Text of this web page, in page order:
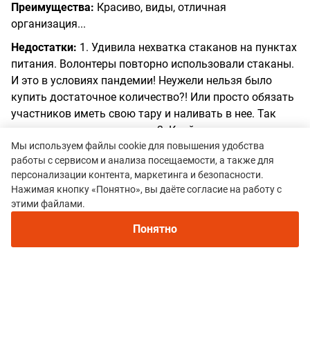
Преимущества: Красиво, виды, отличная
организация...
Недостатки: 1. Удивила нехватка стаканов на пунктах
питания. Волонтеры повторно использовали стаканы.
И это в условиях пандемии! Неужели нельзя было
купить достаточное количество?! Или просто обязать
участников иметь свою тару и наливать в нее. Так
делается на многих гонках. 2. Крайне удивило то, что
через сутки не была снята маркировка! Причем там.
где это можно было сделать силами волонтеров
стоявших до последнего участника. А именно в 5-10
метрах от пункта питания в пос.Б.Утриш и по всему
поселку Сукко... По лесам - понятно, что нужно время.
Но здесь?! В чем была трудность попросить
волонтеров уходя забрать маркировку?!
Рекомендуем
Непромокаемые кроссовки для бега зимой и
трейлраннинга 2026. Для города и
Мы используем файлы cookie для повышения удобства
работы с сервисом и анализа посещаемости, а также для
персонализации контента, маркетинга и безопасности.
Нажимая кнопку «Понятно», вы даёте согласие на работу с
этими файлами.
Понятно